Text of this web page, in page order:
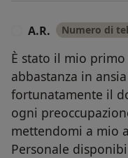
A.R. Numero di
È stato il mio
abbastanza in
fortunatamente il
ogni
mettendomi a mio
Personale